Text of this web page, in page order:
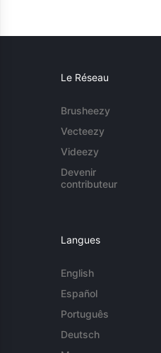
Le Réseau
Brusheezy
Vecteezy
Videezy
Devenir
contributeur
Langues
English
Español
Português
Deutsch